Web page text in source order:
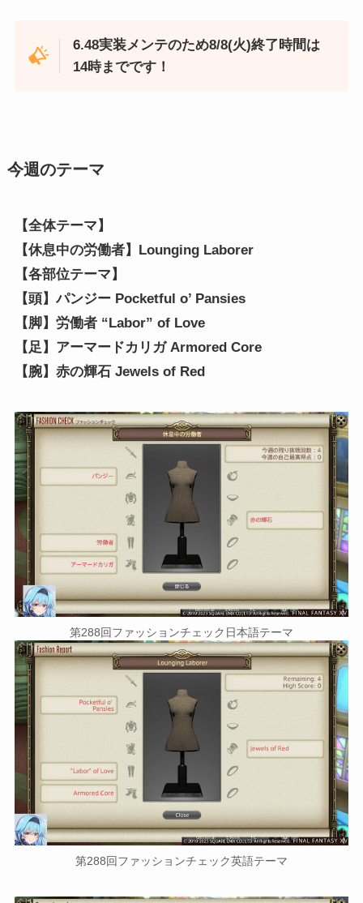
6.48実装メンテのため8/8(火)終了時間は
14時までです！
今週のテーマ
【全体テーマ】
【休息中の労働者】Lounging Laborer
【各部位テーマ】
【頭】パンジー Pocketful o’ Pansies
【脚】労働者 “Labor” of Love
【足】アーマードカリガ Armored Core
【腕】赤の輝石 Jewels of Red
第288回ファッションチェック日本語テーマ
第288回ファッションチェック英語テーマ